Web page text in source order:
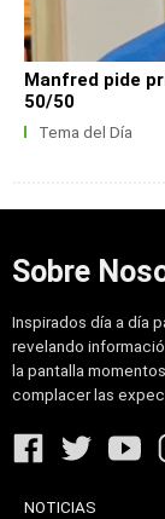
Manfred pide
50/50
Tema del Día
Sobre
Inspirados día a día
revelando
la pantalla
complacer las
NOTICIAS